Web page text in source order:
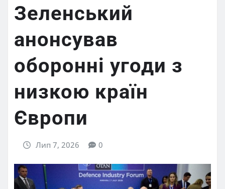
Зеленський
анонсував
оборонні угоди з
низкою країн
Європи
Лип 7, 2026 0